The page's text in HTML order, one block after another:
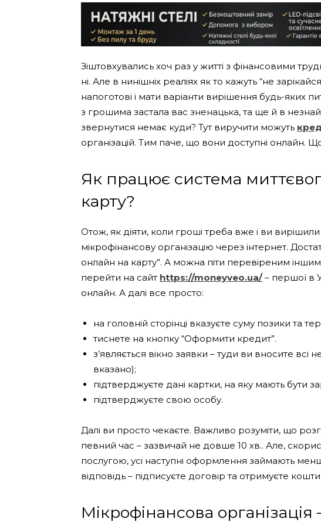
Зіштовхувались хоч раз у житті з фінансовими
ні. Але в нинішніх реаліях як то кажуть “не
напоготові і мати варіанти вирішення будь-яких
з грошима застала вас зненацька, та ще й в
звернутися немає куди? Тут виручити можуть
організацій. Тим паче, що вони доступні онлайн.
Як працює система
карту?
Отож, як діяти, коли гроші треба вже і ви
мікрофінансову організацію через інтернет.
онлайн на карту”. А можна піти перевіреним
перейти на сайт https://moneyveo.ua/ – першої в
онлайн. А далі все просто:
на головній сторінці вказуєте суму позики та
тиснете на кнопку “Оформити кредит”.
з’являється вікно заявки – туди ви вносите всі
вказано);
підтверджуєте дані картки, на яку мають бути
підтверджуєте свою особу.
Далі ви просто чекаєте. Важливо розуміти, що
певний час – зазвичай не довше 10 хв.. Але,
послугою, усі наступні оформлення займають
відповідь – підписуєте договір та отримуєте
Мікрофінансова організація